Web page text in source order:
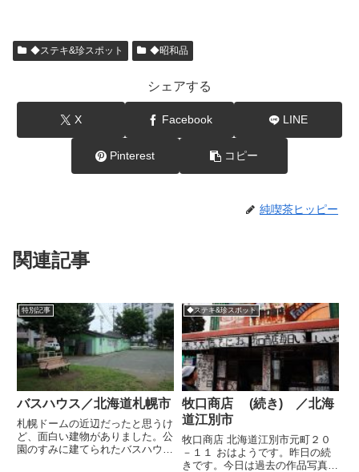
◆ステキ&珍スポット ◆昭和品
シェアする
X Facebook LINE
Pinterest コピー
純喫茶ヒッピー
関連記事
特別記事
バスハウス／北海道札幌市
札幌ドームの近辺だったと思うけ
ど、面白い建物がありました。公
園のすみに建てられたバスハウ
◆ステキ&珍スポット
牧口商店 (続き) ／北海
道江別市
牧口商店 北海道江別市元町２０
－１１ おはようです。昨日の続
きです。今日は過去の作品写真の